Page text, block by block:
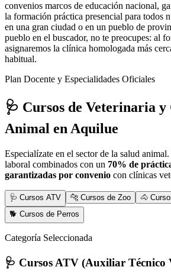
convenios marcos de educación nacional,
la formación práctica presencial para todos
en una gran ciudad o en un pueblo de
pueblo en el buscador, no te preocupes: al
asignaremos la clínica homologada más
habitual.
Plan Docente y Especialidades Oficiales
🩺 Cursos de Veterinaria y
Animal en Aquilue
Especialízate en el sector de la salud
laboral combinados con un 70% de
garantizadas por convenio con clínicas
🩺 Cursos ATV 🐆 Cursos de Zoo
🐴
🐕 Cursos de Perros
Categoría Seleccionada
🩺 Cursos ATV (Auxiliar Técnico